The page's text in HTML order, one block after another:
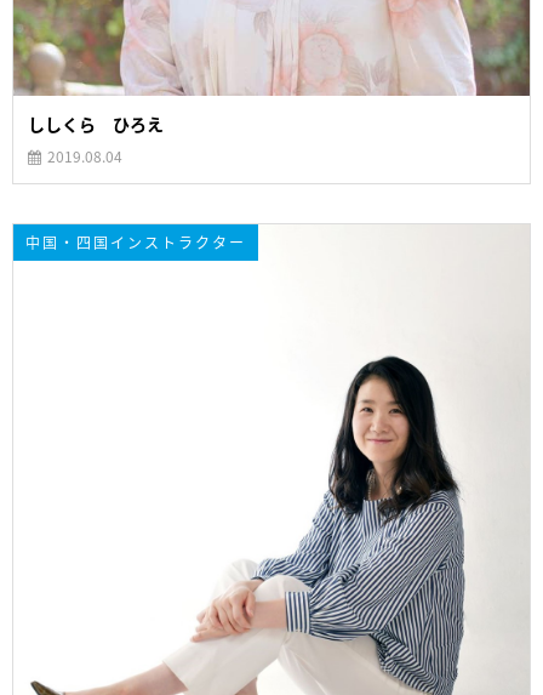
ししくら ひろえ
2019.08.04
中国・四国インストラクター